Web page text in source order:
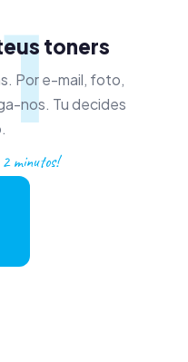
toners
Por e-mail, foto,
nos. Tu decides
minutos!